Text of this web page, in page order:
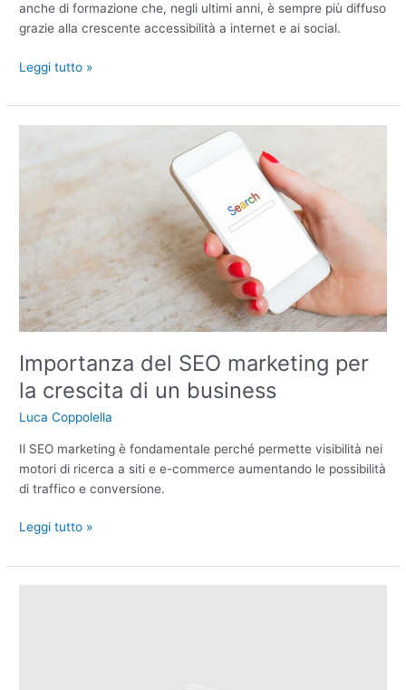
anche di formazione che, negli ultimi anni, è sempre più diffuso
grazie alla crescente accessibilità a internet e ai social.
Leggi tutto »
Importanza del SEO marketing per
la crescita di un business
Luca Coppolella
Il SEO marketing è fondamentale perché permette visibilità nei
motori di ricerca a siti e e-commerce aumentando le possibilità
di traffico e conversione.
marketing
un
business
Leggi tutto »